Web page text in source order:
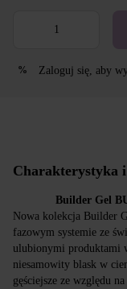
% Zaloguj się , aby
Charakterystyka i
Builder Gel
Nowa kolekcja Builder
fazowym systemie ze
ulubionymi produktami
niesamowity blask w
gęściejsze ze względu